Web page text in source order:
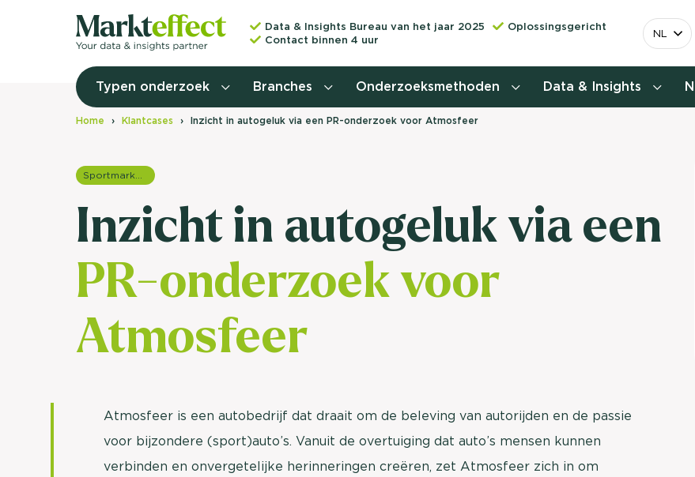
Data & Insights Bureau van het jaar 2025
Oplossingsgericht
Contact binnen 4 uur
NL
Typen onderzoek
Customer value proposition
Naamsbekendheidonderzoek
UX-onderzoek
brengen.
Branches Onderzoeksmethoden Data & Insights
Home Klantcases Inzicht in autogeluk via een PR-onderzoek voor Atmosfeer
Sportmarketing onderzoek
Inzicht in autogeluk via een
PR-onderzoek voor
Atmosfeer
Atmosfeer is een autobedrijf dat draait om de beleving van autorijden en de passie
voor bijzondere (sport)auto’s. Vanuit de overtuiging dat auto’s mensen kunnen
verbinden en onvergetelijke herinneringen creëren, zet Atmosfeer zich in om